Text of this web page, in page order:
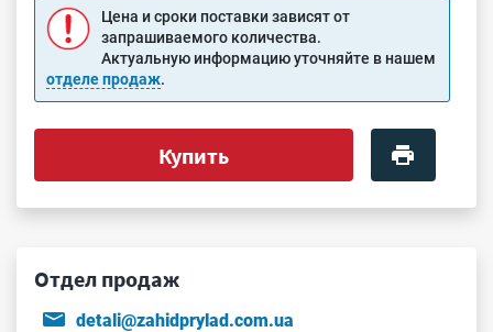
Цена и сроки поставки зависят от
запрашиваемого количества.
Актуальную информацию уточняйте в нашем
отделе продаж.
Купить
Отдел продаж
detali@zahidprylad.com.ua